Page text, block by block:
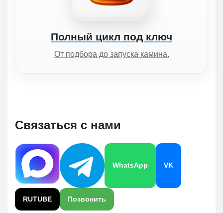
Полный цикл под ключ
От подбора до запуска камина.
Связаться с нами
WhatsApp VK
RUTUBE Позвонить